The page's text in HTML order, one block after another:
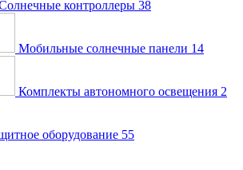
контроллеры 38
Мобильные солнечные панели 14
Комплекты автономного освещения 2
оборудование 55